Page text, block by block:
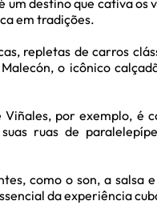
destino que cativa
em tradições.
repletas de carros
o icônico
por exemplo, é
ruas de
como o son, a salsa
da experiência